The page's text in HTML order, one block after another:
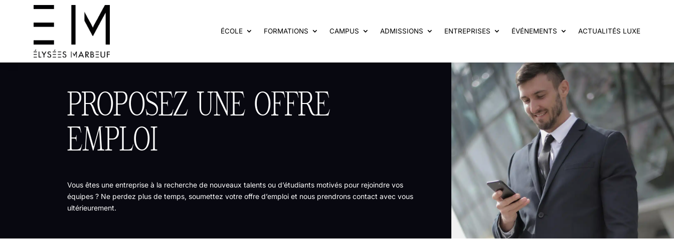
ÉCOLE FORMATIONS CAMPUS ADMISSIONS ENTREPRISES ÉVÉNEMENTS ACTUALITÉS LUXE
PROPOSEZ UNE OFFRE
EMPLOI
Vous êtes une entreprise à la recherche de nouveaux talents ou d’étudiants motivés pour rejoindre vos
équipes ? Ne perdez plus de temps, soumettez votre offre d’emploi et nous prendrons contact avec vous
ultérieurement.